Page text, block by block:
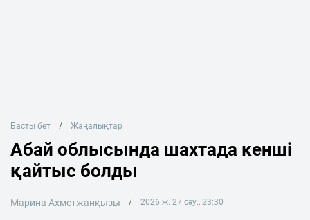
Басты бет Жаңалықтар
Абай облысында шахтада кенші
қайтыс болды
Марина Ахметжанқызы 2026 ж. 27 сәу., 23:30